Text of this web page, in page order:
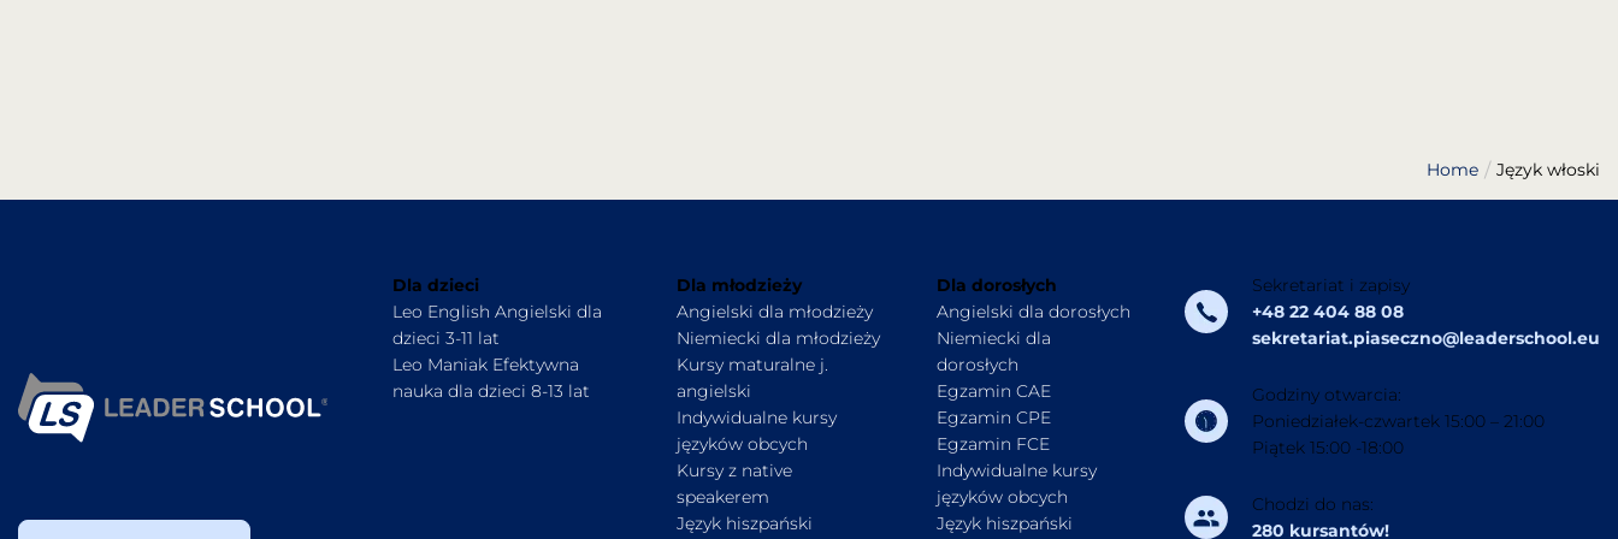
Home Język włoski
Dla dzieci
Leo English Angielski dla
dzieci 3-11 lat
Leo Maniak Efektywna
nauka dla dzieci 8-13 lat
Dla młodzieży
Angielski dla młodzieży
Niemiecki dla młodzieży
Kursy maturalne j.
angielski
Indywidualne kursy
języków obcych
Kursy z native
speakerem
Język hiszpański
Dla dorosłych
Angielski dla dorosłych
Niemiecki dla
dorosłych
Egzamin CAE
Egzamin CPE
Egzamin FCE
Indywidualne kursy
języków obcych
Język hiszpański
Sekretariat i zapisy
+48 22 404 88 08
sekretariat.piaseczno@leaderschool.eu
Godziny otwarcia:
Poniedziałek-czwartek 15:00 – 21:00
Piątek 15:00 -18:00
Chodzi do nas:
280 kursantów!